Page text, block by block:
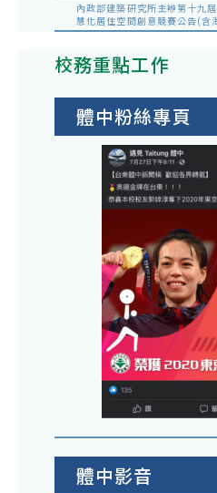
內政部建築研究所主辦第十九
慧化居住空間創意競賽公告(含
校務重點工作
體中粉絲專頁
體中影音